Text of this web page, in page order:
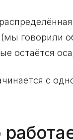
говорили
остаётся
с